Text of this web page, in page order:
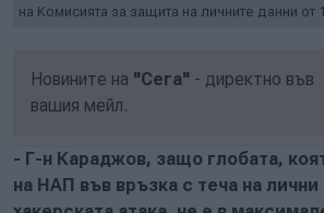
на Комисията за защита на личните данни от
Новините на "Сега" - директно във
вашия мейл.
- Г-н Караджов, защо глобата,
на НАП във връзка с теча на